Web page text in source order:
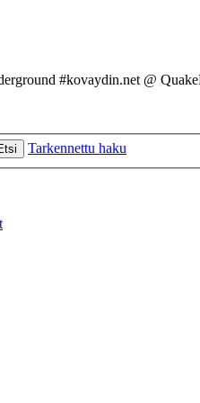
#kovaydin.net @
Tarkennettu haku